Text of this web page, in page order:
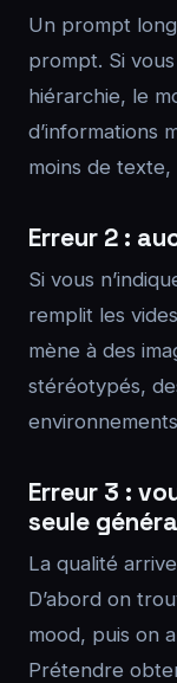
Un prompt
prompt. Si
hiérarchie, le
d’informations
moins de
Erreur 2 :
Si vous
remplit les
mène à des
stéréotypés,
Erreur 3 :
seule
La qualité
D’abord on
mood, puis on
Prétendre